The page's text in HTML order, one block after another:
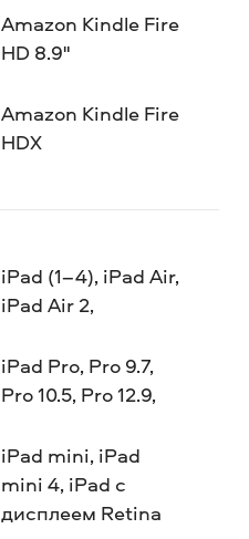
Amazon Kindle Fire
HD 8.9"
Amazon Kindle Fire
HDX
iPad (1–4), iPad Air,
iPad Air 2,
iPad Pro, Pro 9.7,
Pro 10.5, Pro 12.9,
iPad mini, iPad
mini 4, iPad с
дисплеем Retina